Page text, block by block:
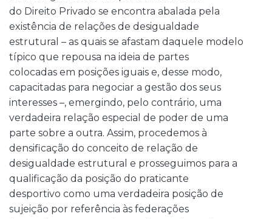
do Direito Privado se encontra abalada pela
existência de relações de desigualdade
estrutural – as quais se afastam daquele modelo
típico que repousa na ideia de partes
colocadas em posições iguais e, desse modo,
capacitadas para negociar a gestão dos seus
interesses –, emergindo, pelo contrário, uma
verdadeira relação especial de poder de uma
parte sobre a outra. Assim, procedemos à
densificação do conceito de relação de
desigualdade estrutural e prosseguimos para a
qualificação da posição do praticante
desportivo como uma verdadeira posição de
sujeição por referência às federações